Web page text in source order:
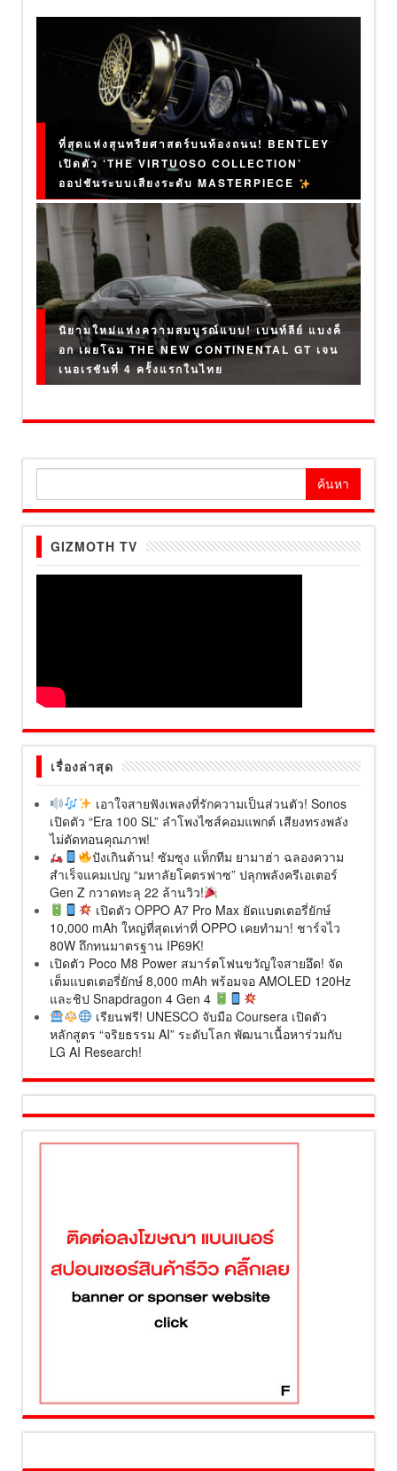
ที่สุดแห่งสุนทรียศาสตร์บนท้องถนน! BENTLEY
เปิดตัว ‘THE VIRTUOSO COLLECTION’
ออปชันระบบเสียงระดับ MASTERPIECE
นิยามใหม่แห่งความสมบูรณ์แบบ! เบนท์ลีย์ แบงค็
อก เผยโฉม THE NEW CONTINENTAL GT เจน
เนอเรชันที่ 4 ครั้งแรกในไทย
GIZMOTH TV
เรื่องล่าสุด
เอาใจสายฟังเพลงที่รักความเป็นส่วนตัว! Sonos
เปิดตัว “Era 100 SL” ลำโพงไซส์คอมแพกต์ เสียงทรงพลัง
ไม่ตัดทอนคุณภาพ!
ปังเกินต้าน! ซัมซุง แท็กทีม ยามาฮ่า ฉลองความ
สำเร็จแคมเปญ “มหาลัยโคตรฟาซ” ปลุกพลังครีเอเตอร์
Gen Z กวาดทะลุ 22 ล้านวิว!
เปิดตัว OPPO A7 Pro Max ยัดแบตเตอรี่ยักษ์
10,000 mAh ใหญ่ที่สุดเท่าที่ OPPO เคยทำมา! ชาร์จไว
80W ถึกทนมาตรฐาน IP69K!
เปิดตัว Poco M8 Power สมาร์ตโฟนขวัญใจสายอึด! จัด
เต็มแบตเตอรี่ยักษ์ 8,000 mAh พร้อมจอ AMOLED 120Hz
และชิป Snapdragon 4 Gen 4
เรียนฟรี! UNESCO จับมือ Coursera เปิดตัว
หลักสูตร “จริยธรรม AI” ระดับโลก พัฒนาเนื้อหาร่วมกับ
LG AI Research!